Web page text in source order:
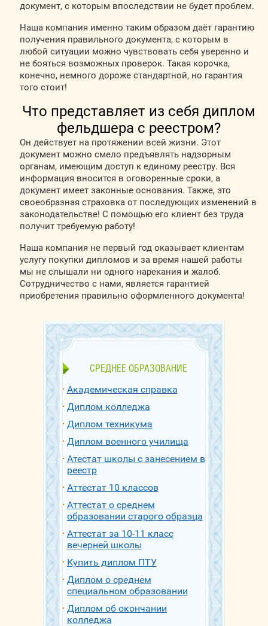
документ, с которым впоследствии не будет проблем.
Наша компания именно таким образом даёт гарантию
получения правильного документа, с которым в
любой ситуации можно чувствовать себя уверенно и
не бояться возможных проверок. Такая корочка,
конечно, немного дороже стандартной, но гарантия
того стоит!
Что представляет из себя диплом
фельдшера с реестром?
Он действует на протяжении всей жизни. Этот
документ можно смело предъявлять надзорным
органам, имеющим доступ к единому реестру. Вся
информация вносится в оговоренные сроки, а
документ имеет законные основания. Также, это
своеобразная страховка от последующих изменений в
законодательстве! С помощью его клиент без труда
получит требуемую работу!
Наша компания не первый год оказывает клиентам
услугу покупки дипломов и за время нашей работы
мы не слышали ни одного нарекания и жалоб.
Сотрудничество с нами, является гарантией
приобретения правильно оформленного документа!
СРЕДНЕЕ ОБРАЗОВАНИЕ
Академическая справка
Диплом колледжа
Диплом техникума
Диплом военного училища
Атестат школы с занесением в
реестр
Аттестат 10 классов
Аттестат о среднем
образовании старого образца
Аттестат за 10-11 класс
вечерней школы
Купить диплом ПТУ
Диплом о среднем
специальном образовании
Диплом об окончании
колледжа